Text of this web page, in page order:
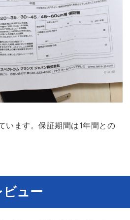
います。保証期間は1年間との
ビュー